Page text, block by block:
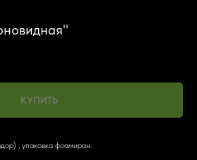
КУПИТЬ
, упаковка фоамиран.